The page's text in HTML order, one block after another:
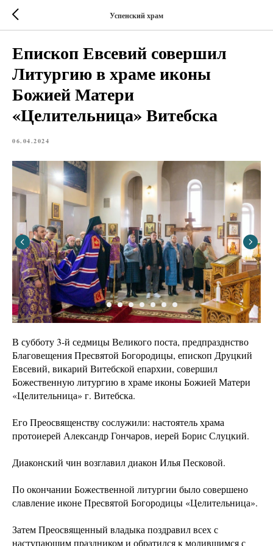
Успенский храм
Епископ Евсевий совершил
Литургию в храме иконы
Божией Матери
«Целительница» Витебска
06.04.2024
В субботу 3-й седмицы Великого поста, предпразднство
Благовещения Пресвятой Богородицы, епископ Друцкий
Евсевий, викарий Витебской епархии, совершил
Божественную литургию в храме иконы Божией Матери
«Целительница» г. Витебска.
Его Преосвященству сослужили: настоятель храма
протоиерей Александр Гончаров, иерей Борис Слуцкий.
Диаконский чин возглавил диакон Илья Песковой.
По окончании Божественной литургии было совершено
славление иконе Пресвятой Богородицы «Целительница».
Затем Преосвященный владыка поздравил всех с
наступающим праздником и обратился к молившимся с